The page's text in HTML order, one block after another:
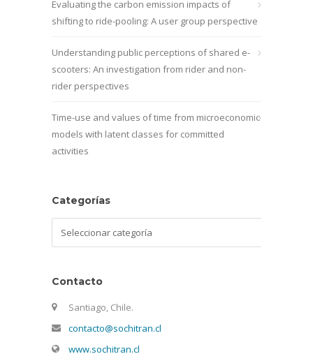
Evaluating the carbon emission impacts of
shifting to ride-pooling: A user group perspective
Understanding public perceptions of shared e-
scooters: An investigation from rider and non-
rider perspectives
Time-use and values of time from microeconomic
models with latent classes for committed
activities
Categorías
Contacto
Santiago, Chile.
contacto@sochitran.cl
www.sochitran.cl